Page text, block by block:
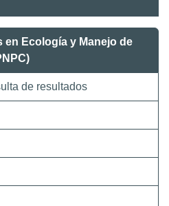
en Ecología y Manejo de
de resultados